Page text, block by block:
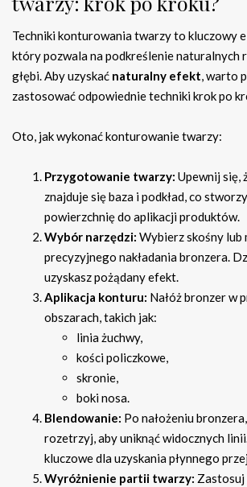
Techniki konturowania twarzy to kluczowy
który pozwala na podkreślenie naturalnych
głębi. Aby uzyskać naturalny efekt, warto
zastosować odpowiednie techniki krok po
Oto, jak wykonać konturowanie twarzy:
Przygotowanie twarzy: Upewnij się,
znajduje się baza i podkład, co
powierzchnię do aplikacji produktów.
Wybór narzędzi: Wybierz skośny lub
precyzyjnego nakładania bronzera.
uzyskasz pożądany efekt.
Aplikacja konturu: Nałóż bronzer w
obszarach, takich jak:
linia żuchwy,
kości policzkowe,
skronie,
boki nosa.
Blendowanie: Po nałożeniu
rozetrzyj, aby uniknąć widocznych
kluczowe dla uzyskania płynnego
Wyróżnienie partii twarzy: Zastosuj